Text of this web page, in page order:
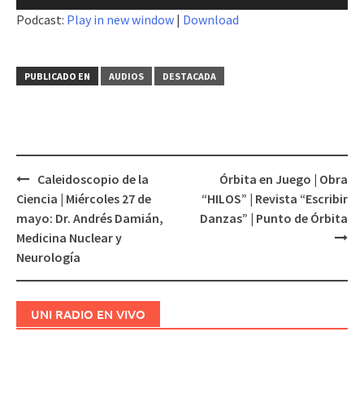
audio
Podcast: Play in new window | Download
PUBLICADO EN AUDIOS DESTACADA
Navegación
de
entradas
Caleidoscopio de la
Ciencia | Miércoles 27 de
mayo: Dr. Andrés Damián,
Medicina Nuclear y
Neurología
Órbita en Juego | Obra
“HILOS” | Revista “Escribir
Danzas” | Punto de Órbita
UNI RADIO EN VIVO